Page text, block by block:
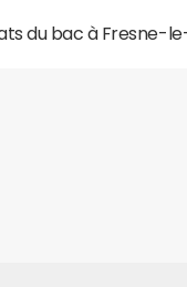
du bac à Fresne-